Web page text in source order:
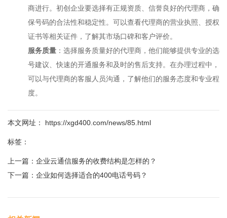
商进行。初创企业要选择有正规资质、信誉良好的代理商，确
保号码的合法性和稳定性。可以查看代理商的营业执照、授权
证书等相关证件，了解其市场口碑和客户评价。
服务质量 ：选择服务质量好的代理商，他们能够提供专业的选
号建议、快速的开通服务和及时的售后支持。在办理过程中，
可以与代理商的客服人员沟通，了解他们的服务态度和专业程
度。
本文网址： https://xgd400.com/news/85.html
标签：
上一篇： 企业云通信服务的收费结构是怎样的？
下一篇： 企业如何选择适合的400电话号码？